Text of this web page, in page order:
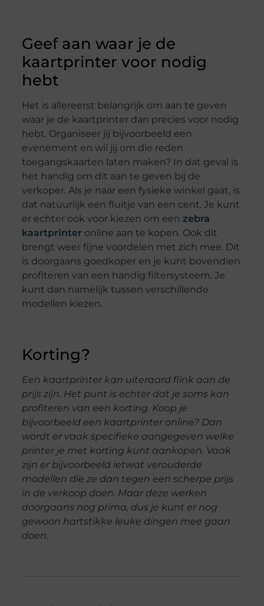
Geef aan waar je de
kaartprinter voor nodig
hebt
Het is allereerst belangrijk om aan te geven
waar je de kaartprinter dan precies voor nodig
hebt. Organiseer jij bijvoorbeeld een
evenement en wil jij om die reden
toegangskaarten laten maken? In dat geval is
het handig om dit aan te geven bij de
verkoper. Als je naar een fysieke winkel gaat, is
dat natuurlijk een fluitje van een cent. Je kunt
er echter ook voor kiezen om een zebra
kaartprinter online aan te kopen. Ook dit
brengt weer fijne voordelen met zich mee. Dit
is doorgaans goedkoper en je kunt bovendien
profiteren van een handig filtersysteem. Je
kunt dan namelijk tussen verschillende
modellen kiezen.
Korting?
Een kaartprinter kan uiteraard flink aan de
prijs zijn. Het punt is echter dat je soms kan
profiteren van een korting. Koop je
bijvoorbeeld een kaartprinter online? Dan
wordt er vaak specifieke aangegeven welke
printer je met korting kunt aankopen. Vaak
zijn er bijvoorbeeld ietwat verouderde
modellen die ze dan tegen een scherpe prijs
in de verkoop doen. Maar deze werken
doorgaans nog prima, dus je kunt er nog
gewoon hartstikke leuke dingen mee gaan
doen.